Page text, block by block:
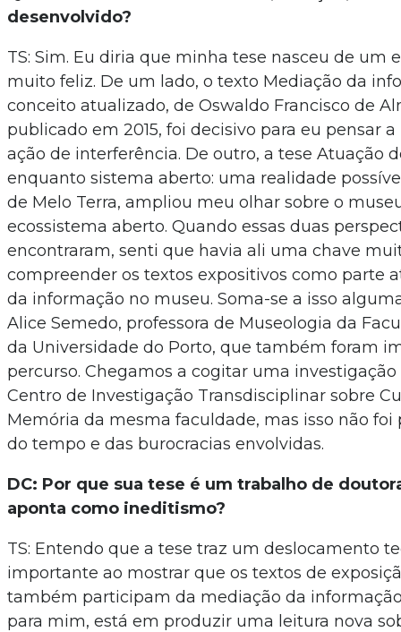
desenvolvido?
TS: Sim. Eu diria que minha tese nasceu de um
muito feliz. De um lado, o texto Mediação da
conceito atualizado, de Oswaldo Francisco de
publicado em 2015, foi decisivo para eu pensar
ação de interferência. De outro, a tese Atuação
enquanto sistema aberto: uma realidade
de Melo Terra, ampliou meu olhar sobre o
ecossistema aberto. Quando essas duas
encontraram, senti que havia ali uma chave
compreender os textos expositivos como parte
da informação no museu. Soma-se a isso
Alice Semedo, professora de Museologia da
da Universidade do Porto, que também foram
percurso. Chegamos a cogitar uma
Centro de Investigação Transdisciplinar sobre
Memória da mesma faculdade, mas isso não foi
do tempo e das burocracias envolvidas.
DC: Por que sua tese é um trabalho de
aponta como ineditismo?
TS: Entendo que a tese traz um deslocamento
importante ao mostrar que os textos de
também participam da mediação da
para mim, está em produzir uma leitura nova